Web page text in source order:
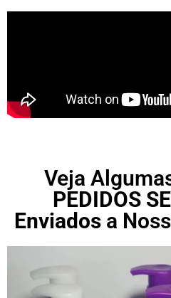
Veja
PEDIDOS
Enviados a